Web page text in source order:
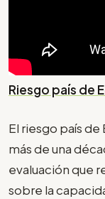
Riesgo país de
El riesgo país de
más de una
evaluación que
sobre la